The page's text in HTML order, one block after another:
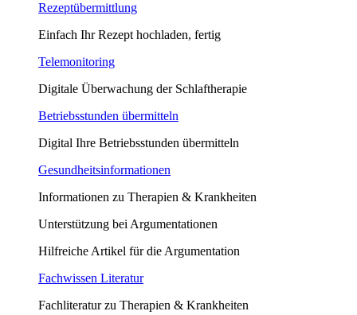
Rezeptübermittlung
Einfach Ihr Rezept hochladen, fertig
Telemonitoring
Digitale Überwachung der Schlaftherapie
Betriebsstunden übermitteln
Digital Ihre Betriebsstunden übermitteln
Gesundheitsinformationen
Informationen zu Therapien & Krankheiten
Unterstützung bei Argumentationen
Hilfreiche Artikel für die Argumentation
Fachwissen Literatur
Fachliteratur zu Therapien & Krankheiten